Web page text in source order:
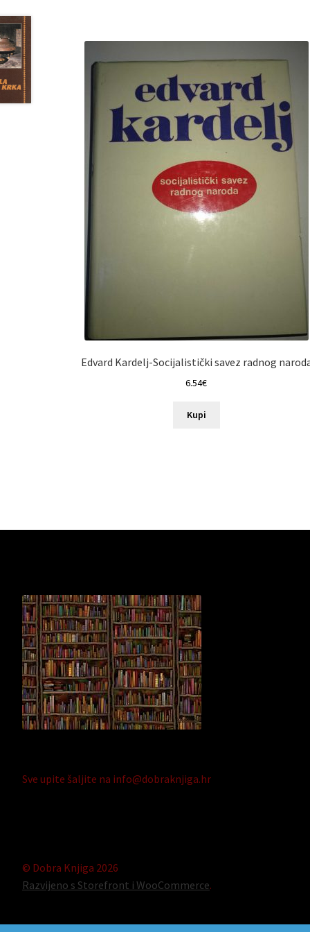
Edvard Kardelj-Socijalistički savez radnog
6.54€
Kupi
Sve upite šaljite na info@dobraknjiga.hr
© Dobra Knjiga 2026
Razvijeno s Storefront i WooCommerce.